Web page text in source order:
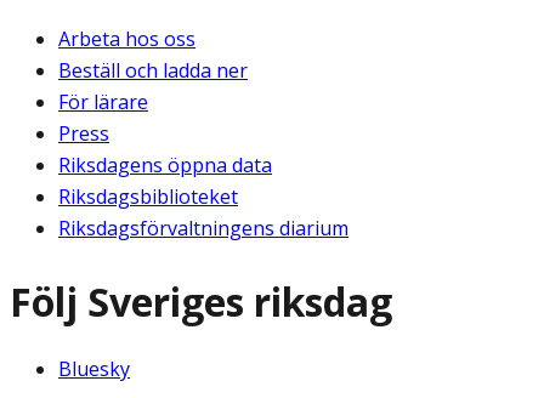
Arbeta hos oss
Beställ och ladda ner
För lärare
Press
Riksdagens öppna data
Riksdagsbiblioteket
Riksdagsförvaltningens diarium
Följ Sveriges riksdag
Bluesky